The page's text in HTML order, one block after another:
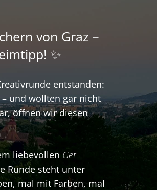
von Graz –
✨
entstanden:
und wollten gar nicht
öffnen wir diesen
liebevollen Get-
Runde steht unter
mal mit Farben, mal